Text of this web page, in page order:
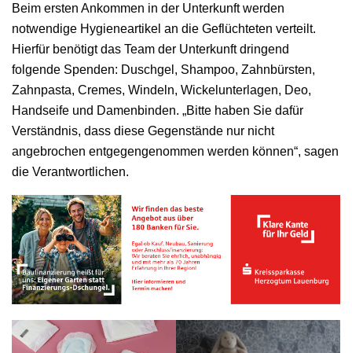
Beim ersten Ankommen in der Unterkunft werden
notwendige Hygieneartikel an die Geflüchteten verteilt.
Hierfür benötigt das Team der Unterkunft dringend
folgende Spenden: Duschgel, Shampoo, Zahnbürsten,
Zahnpasta, Cremes, Windeln, Wickelunterlagen, Deo,
Handseife und Damenbinden. „Bitte haben Sie dafür
Verständnis, dass diese Gegenstände nur nicht
angebrochen entgegengenommen werden können“, sagen
die Verantwortlichen.